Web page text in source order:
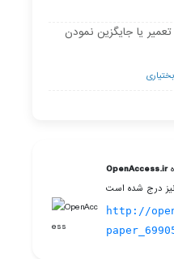
یا جایگزین نمودن
OpenAccess.ir
نیز درج شده است
http://